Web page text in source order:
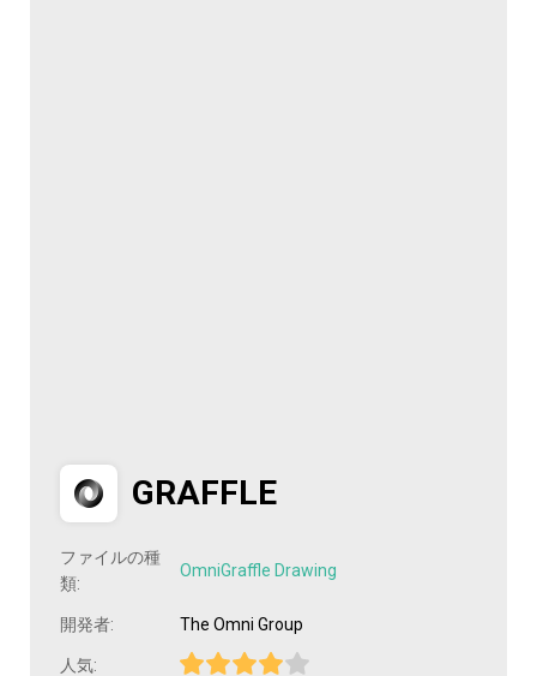
GRAFFLE
ファイルの種
類:
OmniGraffle Drawing
開発者: The Omni Group
人気: